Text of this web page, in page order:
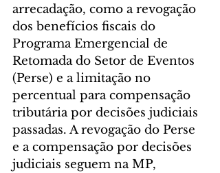
arrecadação, como a revogação
dos benefícios fiscais do
Programa Emergencial de
Retomada do Setor de Eventos
(Perse) e a limitação no
percentual para compensação
tributária por decisões judiciais
passadas. A revogação do Perse
e a compensação por decisões
judiciais seguem na MP,